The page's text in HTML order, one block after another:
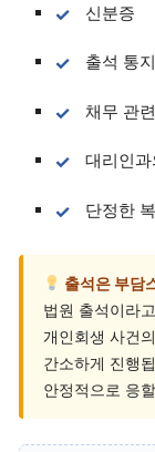
신분증
출석 통
채무 관
대리인
단정한
출석은 부담
법원 출석이라
개인회생 사건
간소하게 진행
안정적으로 응